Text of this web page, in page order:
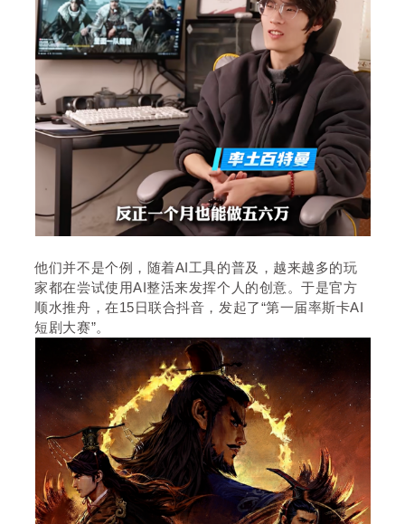
他们并不是个例，随着AI工具的普及，越来越多的玩
家都在尝试使用AI整活来发挥个人的创意。于是官方
顺水推舟，在15日联合抖音，发起了“第一届率斯卡AI
短剧大赛”。